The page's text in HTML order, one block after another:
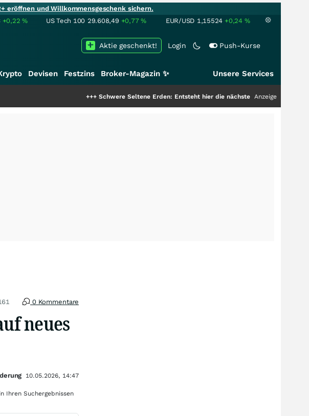
eröffnen und Willkommensgeschenk sichern.
+0,22% US Tech 100 29.608,49 +0,77% EUR/USD 1,15524 +0,24 %
Login Push-Kurse
Aktie geschenkt!
Devisen Festzins Broker-Magazin ✨ Unsere Services
Schwere Seltene Erden: Entsteht hier die nächste Milliardenstory?+++Anzeige
0 Kommentare
neues
10.05.2026, 14:47
Ihren Suchergebnissen